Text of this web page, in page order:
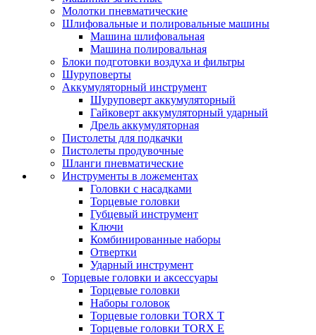
Молотки пневматические
Шлифовальные и полировальные машины
Машина шлифовальная
Машина полировальная
Блоки подготовки воздуха и фильтры
Шуруповерты
Аккумуляторный инструмент
Шуруповерт аккумуляторный
Гайковерт аккумуляторный ударный
Дрель аккумуляторная
Пистолеты для подкачки
Пистолеты продувочные
Шланги пневматические
Инструменты в ложементах
Головки с насадками
Торцевые головки
Губцевый инструмент
Ключи
Комбинированные наборы
Отвертки
Ударный инструмент
Торцевые головки и аксессуары
Торцевые головки
Наборы головок
Торцевые головки TORX T
Торцевые головки TORX Е